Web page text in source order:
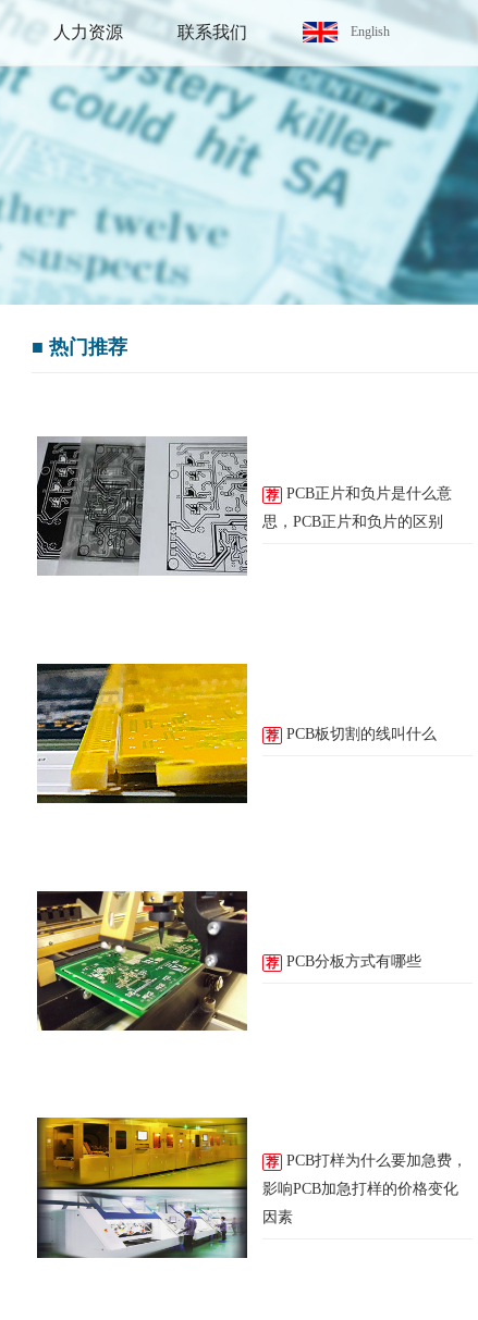
人力资源 联系我们 English
■热门推荐
荐 PCB正片和负片是什么意
思，PCB正片和负片的区别
荐 PCB板切割的线叫什么
荐 PCB分板方式有哪些
荐 PCB打样为什么要加急费，
影响PCB加急打样的价格变化
因素